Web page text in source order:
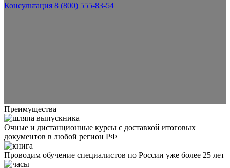
Консультация 8 (800) 555-83-54
Преимущества
Очные и дистанционные курсы с доставкой итоговых
документов в любой регион РФ
Проводим обучение специалистов по России уже более 25 лет